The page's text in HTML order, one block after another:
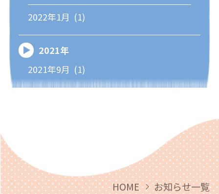
2022年1月 (1)
2021年
2021年9月 (1)
HOME お知らせ一覧